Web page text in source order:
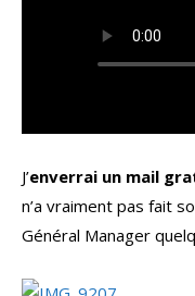
J’enverrai un mail
n’a vraiment pas fait
Général Manager